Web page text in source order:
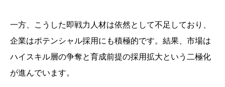
一方、こうした即戦力人材は依然として不足しており、
企業はポテンシャル採用にも積極的です。結果、市場は
ハイスキル層の争奪と育成前提の採用拡大という二極化
が進んでいます。